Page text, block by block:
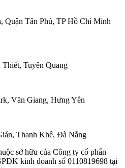
Quận Tân Phú, TP Hồ Chí Minh
Thiết, Tuyên Quang
Văn Giang, Hưng Yên
Thanh Khê, Đà Nẵng
sở hữu của Công ty cổ phẩn
kinh doanh số 0110819698 tại